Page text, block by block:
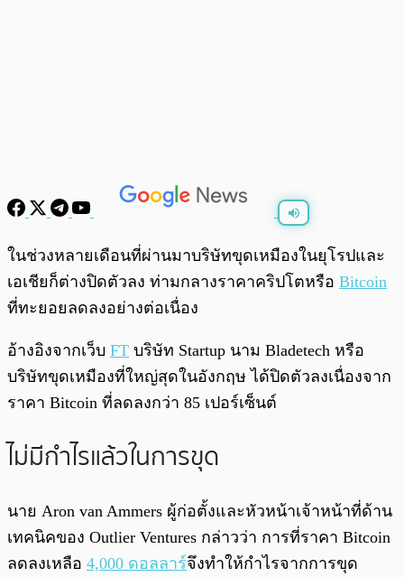
0:00 /
ในช่วงหลายเดือนที่ผ่านมาบริษัทขุดเหมืองในยุโรปและ
เอเชียก็ต่างปิดตัวลง ท่ามกลางราคาคริปโตหรือ Bitcoin
ที่ทะยอยลดลงอย่างต่อเนื่อง
อ้างอิงจากเว็บ FT บริษัท Startup นาม Bladetech หรือ
บริษัทขุดเหมืองที่ใหญ่สุดในอังกฤษ ได้ปิดตัวลงเนื่องจาก
ราคา Bitcoin ที่ลดลงกว่า 85 เปอร์เซ็นต์
ไม่มีกำไรแล้วในการขุด
นาย Aron van Ammers ผู้ก่อตั้งและหัวหน้าเจ้าหน้าที่ด้าน
เทคนิคของ Outlier Ventures กล่าวว่า การที่ราคา Bitcoin
ลดลงเหลือ 4,000 ดอลลาร์จึงทำให้กำไรจากการขุด